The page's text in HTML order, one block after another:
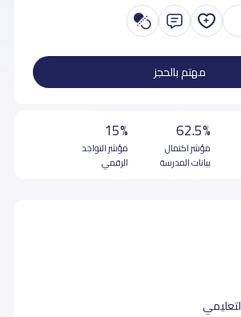
مهتم بالحجز
62.5%
مؤشر اكتمال
بيانات المدرسة
15%
مؤشر التواجد
الرقمي